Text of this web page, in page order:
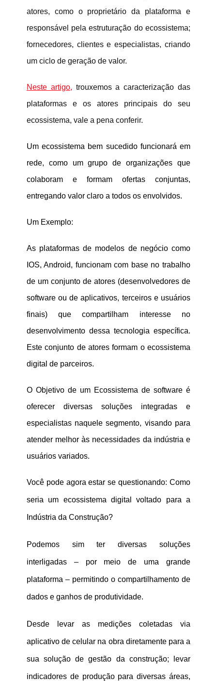
atores, como o proprietário da plataforma e
responsável pela estruturação do ecossistema;
fornecedores, clientes e especialistas, criando
um ciclo de geração de valor.
Neste artigo, trouxemos a caracterização das
plataformas e os atores principais do seu
ecossistema, vale a pena conferir.
Um ecossistema bem sucedido funcionará em
rede, como um grupo de organizações que
colaboram e formam ofertas conjuntas,
entregando valor claro a todos os envolvidos.
Um Exemplo:
As plataformas de modelos de negócio como
IOS, Android, funcionam com base no trabalho
de um conjunto de atores (desenvolvedores de
software ou de aplicativos, terceiros e usuários
finais) que compartilham interesse no
desenvolvimento dessa tecnologia específica.
Este conjunto de atores formam o ecossistema
digital de parceiros.
O Objetivo de um Ecossistema de software é
oferecer diversas soluções integradas e
especialistas naquele segmento, visando para
atender melhor às necessidades da indústria e
usuários variados.
Você pode agora estar se questionando: Como
seria um ecossistema digital voltado para a
Indústria da Construção?
Podemos sim ter diversas soluções
interligadas – por meio de uma grande
plataforma – permitindo o compartilhamento de
dados e ganhos de produtividade.
Desde levar as medições coletadas via
aplicativo de celular na obra diretamente para a
sua solução de gestão da construção; levar
indicadores de produção para diversas áreas,